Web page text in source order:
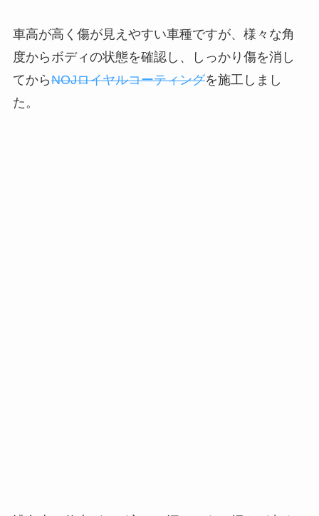
車高が高く傷が見えやすい車種ですが、様々な角
度からボディの状態を確認し、しっかり傷を消し
てからNOJロイヤルコーティングを施工しまし
た。